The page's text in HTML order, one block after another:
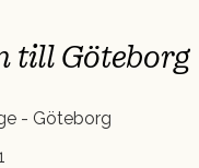
till Göteborg
- Göteborg